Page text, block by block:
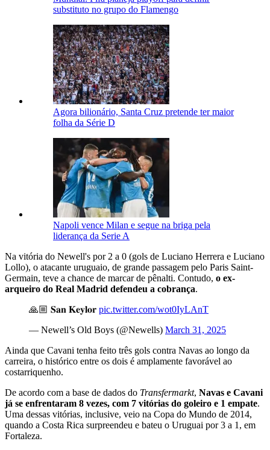
substituto no grupo do Flamengo
Agora bilionário, Santa Cruz pretende ter maior
folha da Série D
Napoli vence Milan e segue na briga pela
liderança da Serie A
Na vitória do Newell's por 2 a 0 (gols de Luciano Herrera e Luciano
Lollo), o atacante uruguaio, de grande passagem pelo Paris Saint-
Germain, teve a chance de marcar de pênalti. Contudo, o ex-
arqueiro do Real Madrid defendeu a cobrança.
🙏🏼 𝐒𝐚𝐧 𝐊𝐞𝐲𝐥𝐨𝐫 pic.twitter.com/wot0IyLAnT
— Newell’s Old Boys (@Newells) March 31, 2025
Ainda que Cavani tenha feito três gols contra Navas ao longo da
carreira, o histórico entre os dois é amplamente favorável ao
costarriquenho.
De acordo com a base de dados do Transfermarkt, Navas e Cavani
já se enfrentaram 8 vezes, com 7 vitórias do goleiro e 1 empate.
Uma dessas vitórias, inclusive, veio na Copa do Mundo de 2014,
quando a Costa Rica surpreendeu e bateu o Uruguai por 3 a 1, em
Fortaleza.